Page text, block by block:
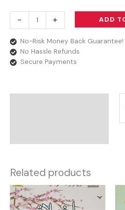
- + ADD
No-Risk Money Back Guarantee!
No Hassle Refunds
Secure Payments
Related products